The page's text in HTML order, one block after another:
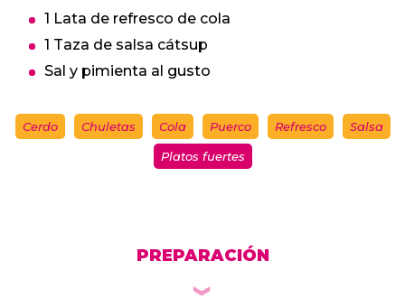
1 Lata de refresco de cola
1 Taza de salsa cátsup
Sal y pimienta al gusto
Cerdo Chuletas Cola Puerco Refresco Salsa
Platos fuertes
PREPARACIÓN